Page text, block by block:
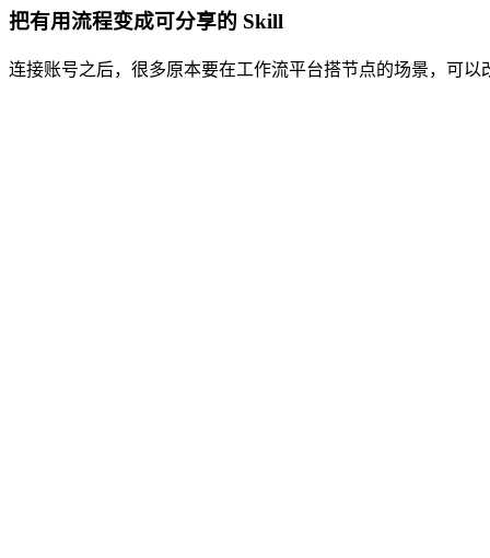
把有用流程变成可分享的 Skill
连接账号之后，很多原本要在工作流平台搭节点的场景，可